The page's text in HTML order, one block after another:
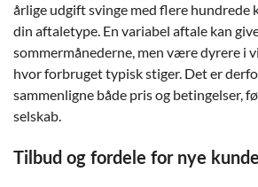
årlige udgift svinge med flere hundrede
din aftaletype. En variabel aftale kan
sommermånederne, men være dyrere i
hvor forbruget typisk stiger. Det er
sammenligne både pris og betingelser,
selskab.
Tilbud og fordele for nye